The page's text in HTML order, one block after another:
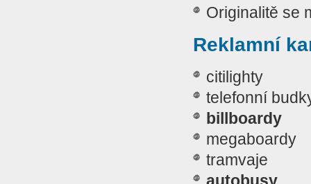
Originalitě se
Reklamní
citilighty
telefonní
billboardy
megaboardy
tramvaje